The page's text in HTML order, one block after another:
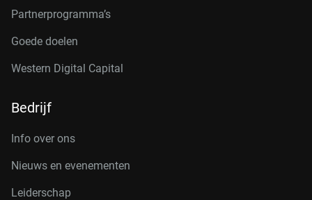
Partnerprogramma’s
Goede doelen
Western Digital Capital
Bedrijf
Info over ons
Nieuws en evenementen
Leiderschap